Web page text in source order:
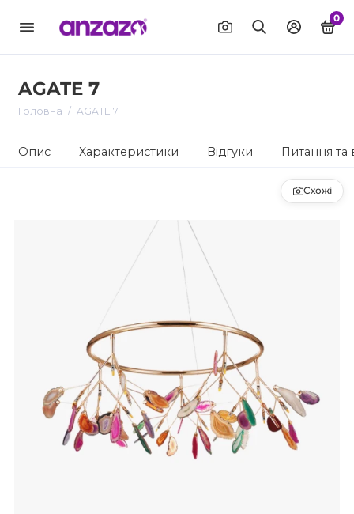
0
AGATE 7
Головна AGATE 7
Опис Характеристики Відгуки Питання та
Схожі